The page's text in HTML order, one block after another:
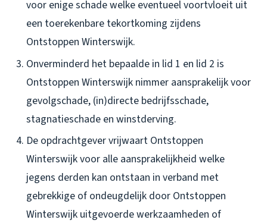
voor enige schade welke eventueel voortvloeit uit
een toerekenbare tekortkoming zijdens
Ontstoppen Winterswijk.
Onverminderd het bepaalde in lid 1 en lid 2 is
Ontstoppen Winterswijk nimmer aansprakelijk voor
gevolgschade, (in)directe bedrijfsschade,
stagnatieschade en winstderving.
De opdrachtgever vrijwaart Ontstoppen
Winterswijk voor alle aansprakelijkheid welke
jegens derden kan ontstaan in verband met
gebrekkige of ondeugdelijk door Ontstoppen
Winterswijk uitgevoerde werkzaamheden of